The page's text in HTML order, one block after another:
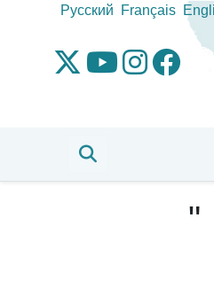
Français
Pусский
"